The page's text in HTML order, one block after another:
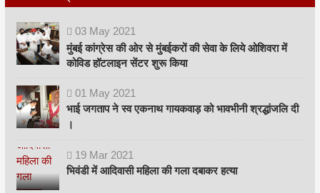
03 May 2021
मुंबई कांग्रेस की ओर से मुंबईकरों की सेवा के लिये ओशिवरा में
कोविड हॉटलाइन सेंटर शुरू किया
01 May 2021
भाई जगताप ने स्व एकनाथ गायकवाड़ को भावभीनी श्रद्धांजलि दी
।
19 Mar 2021
भिवंडी में आदिवासी महिला की गला दबाकर हत्या